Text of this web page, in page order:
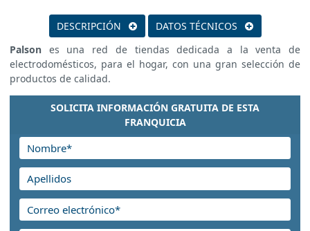
DESCRIPCIÓN
DATOS TÉCNICOS
Palson es una red de tiendas dedicada a la venta de
electrodomésticos, para el hogar, con una gran selección de
productos de calidad.
SOLICITA INFORMACIÓN GRATUITA DE ESTA
FRANQUICIA